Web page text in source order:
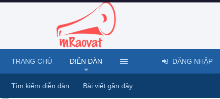
TRANG CHỦ DIỄN ĐÀN
Tìm kiếm diễn đàn Bài viết gần đây
ĐĂNG NHẬP